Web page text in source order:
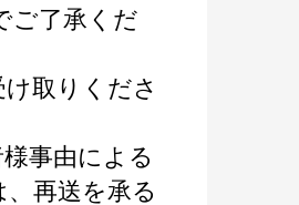
ご了承くだ
取りくださ
事由による
再送を承る